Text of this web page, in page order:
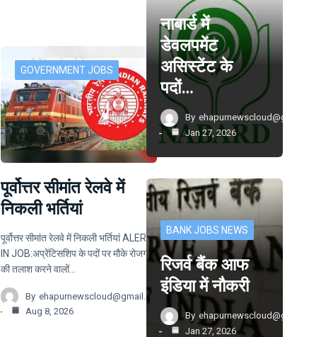
GOVERNMENT JOBS
पूर्वोत्तर सीमांत रेलवे में
निकली भर्तियां
पूर्वोत्तर सीमांत रेलवे में निकली भर्तियां ALERT
IN JOB:अप्रेंटिसशिप के पदों पर मौके रोजगार
की तलाश करने वालों…
By ehapurnewscloud@gmail.com
Aug 8, 2026
नाबार्ड में
डेवलपमेंट
असिस्टेंट के
पदों…
By ehapurnewscloud@gmail.com
Jan 27, 2026
BANK JOBS NEWS
रिजर्व बैंक आफ
इंडिया में नौकरी
By ehapurnewscloud@gmail.com
Jan 27, 2026